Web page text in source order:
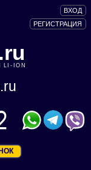
LI-ION
ВХОД
РЕГИСТРАЦИЯ